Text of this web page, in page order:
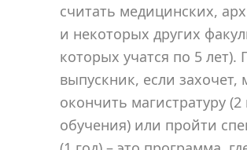
считать медицинских,
и некоторых других
которых учатся по 5 лет).
выпускник, если захочет,
окончить магистратуру (2
обучения) или пройти